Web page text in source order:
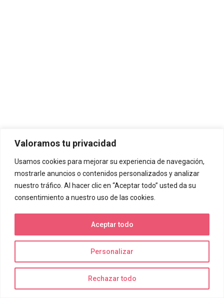
Valoramos tu privacidad
Usamos cookies para mejorar su experiencia de navegación,
mostrarle anuncios o contenidos personalizados y analizar
nuestro tráfico. Al hacer clic en “Aceptar todo” usted da su
consentimiento a nuestro uso de las cookies.
Personalizar
Rechazar todo
Aceptar todo